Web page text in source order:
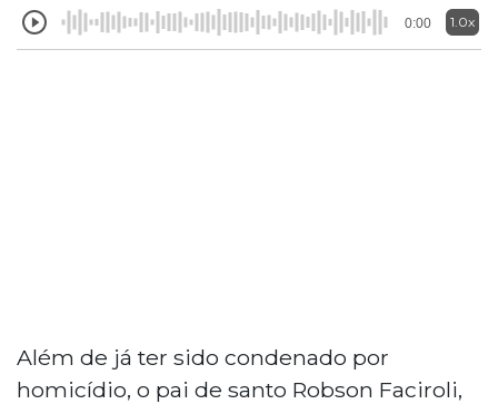
0:00 1.0x
Além de já ter sido condenado por
homicídio, o pai de santo Robson Faciroli,